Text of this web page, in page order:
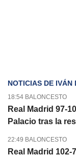
NOTICIAS DE IVÁN
18:54 BALONCESTO
Real Madrid 97-
Palacio tras la
22:49 BALONCESTO
Real Madrid